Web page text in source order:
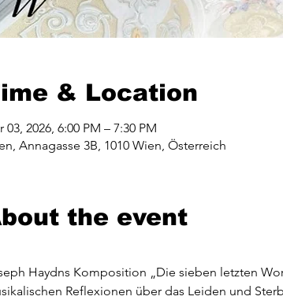
& Location
03, 2026, 6:00 PM – 7:30 PM
Annagasse 3B, 1010 Wien, Österreich
the event
Haydns Komposition „Die sieben letzten
Reflexionen über das Leiden und